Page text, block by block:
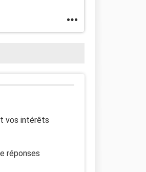
vos intérêts
réponses